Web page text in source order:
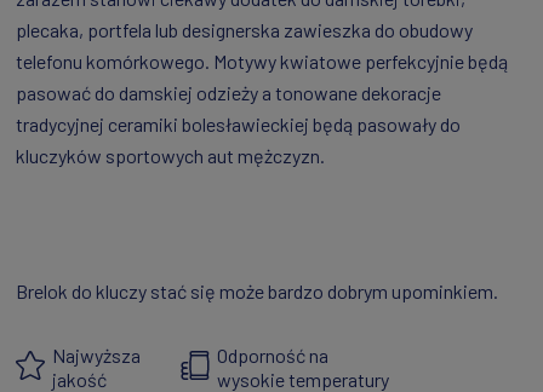
plecaka, portfela lub designerska zawieszka do obudowy
telefonu komórkowego. Motywy kwiatowe perfekcyjnie będą
pasować do damskiej odzieży a tonowane dekoracje
tradycyjnej ceramiki bolesławieckiej będą pasowały do
kluczyków sportowych aut mężczyzn.
Brelok do kluczy stać się może bardzo dobrym upominkiem.
Najwyższa
jakość
Odporność na
wysokie temperatury